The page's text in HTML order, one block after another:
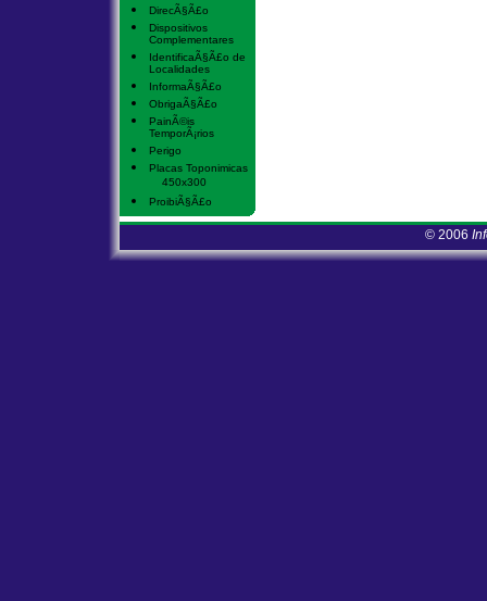
DirecÃ§Ã£o
Dispositivos
Complementares
IdentificaÃ§Ã£o de
Localidades
InformaÃ§Ã£o
ObrigaÃ§Ã£o
PainÃ©is
TemporÃ¡rios
Perigo
Placas Toponimicas
450x300
ProibiÃ§Ã£o
© 2006